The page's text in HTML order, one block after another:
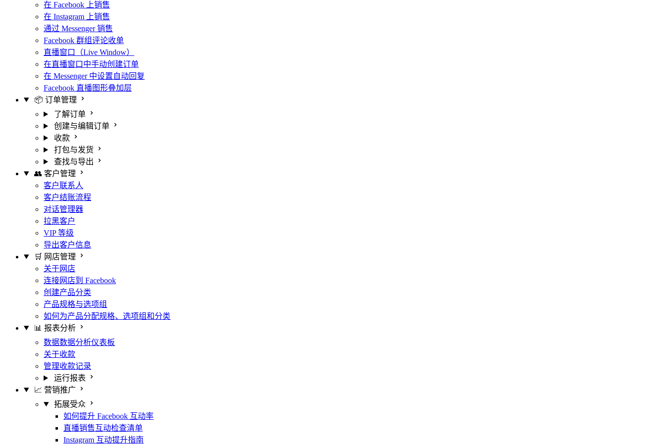
在 Facebook 上销售
在 Instagram 上销售
通过 Messenger 销售
Facebook 群组评论收单
直播窗口（Live Window）
在直播窗口中手动创建订单
在 Messenger 中设置自动回复
Facebook 直播图形叠加层
📦 订单管理
了解订单
创建与编辑订单
收款
打包与发货
查找与导出
👥 客户管理
客户联系人
客户结账流程
对话管理器
拉黑客户
VIP 等级
导出客户信息
🛒 网店管理
关于网店
连接网店到 Facebook
创建产品分类
产品规格与选项组
如何为产品分配规格、选项组和分类
📊 报表分析
数据数据分析仪表板
关于收款
管理收款记录
运行报表
📈 营销推广
拓展受众
如何提升 Facebook 互动率
直播销售互动检查清单
Instagram 互动提升指南